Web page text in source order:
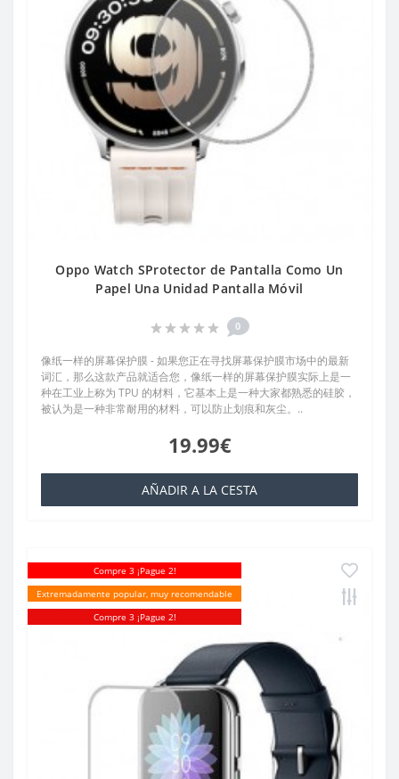
Oppo Watch SProtector de Pantalla Como Un
Papel Una Unidad Pantalla Móvil
0
像纸一样的屏幕保护膜 - 如果您正在寻找屏幕保护膜市场中的最新
词汇，那么这款产品就适合您，像纸一样的屏幕保护膜实际上是一
种在工业上称为 TPU 的材料，它基本上是一种大家都熟悉的硅胶，
被认为是一种非常耐用的材料，可以防止划痕和灰尘。..
19.99€
AÑADIR A LA CESTA
Compre 3 ¡Pague 2!
Extremadamente popular, muy recomendable
Compre 3 ¡Pague 2!